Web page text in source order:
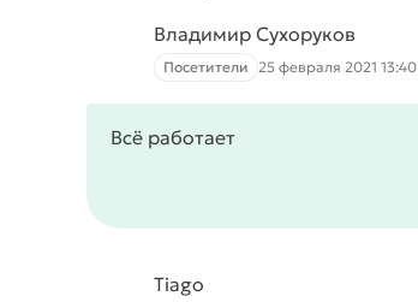
Владимир Сухоруков
Посетители 25 февраля 2021 13:40
Всё работает
Tiago